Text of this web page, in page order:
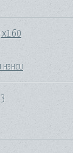
x160
нэнси